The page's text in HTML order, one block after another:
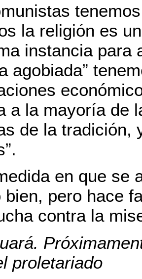
la religión es
instancia para
agobiada”
a la mayoría de
de la tradición,
en que se
bien, pero hace
contra la
proletariado